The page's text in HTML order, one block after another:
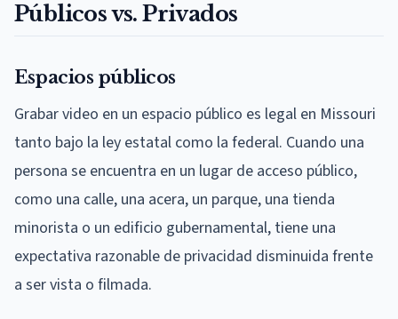
Públicos vs. Privados
Espacios públicos
Grabar video en un espacio público es legal en Missouri
tanto bajo la ley estatal como la federal. Cuando una
persona se encuentra en un lugar de acceso público,
como una calle, una acera, un parque, una tienda
minorista o un edificio gubernamental, tiene una
expectativa razonable de privacidad disminuida frente
a ser vista o filmada.